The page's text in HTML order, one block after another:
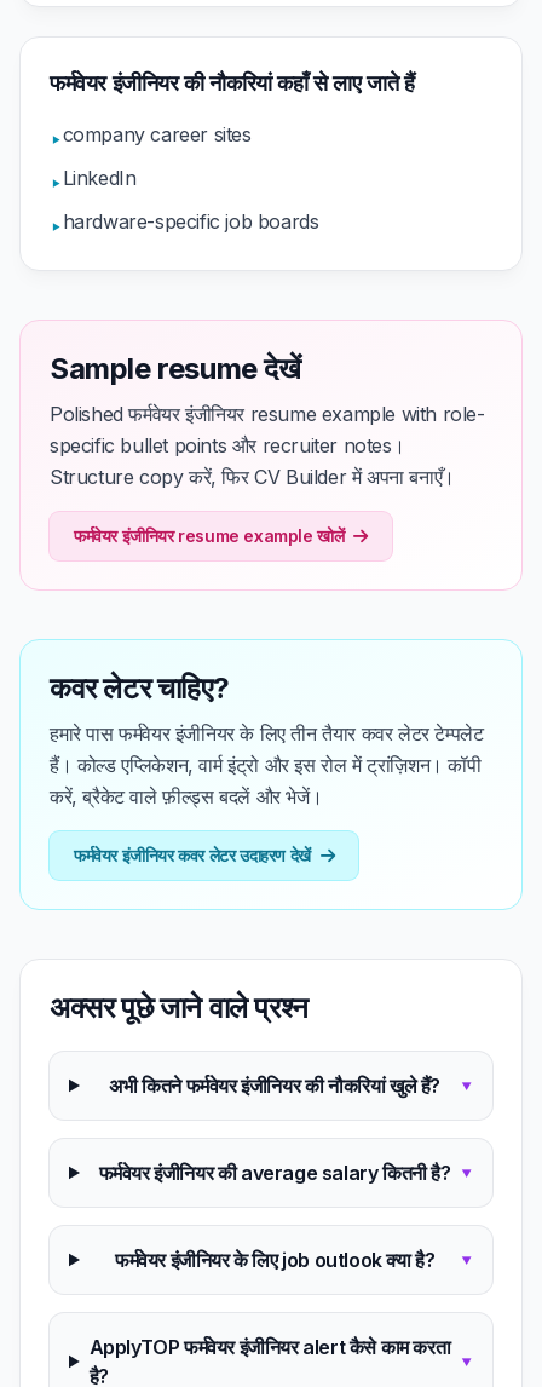
फर्मवेयर इंजीनियर की नौकरियां कहाँ से लाए जाते हैं
▸company career sites
▸LinkedIn
▸hardware-specific job boards
Sample resume देखें
Polished फर्मवेयर इंजीनियर resume example with role-
specific bullet points और recruiter notes।
Structure copy करें, फिर CV Builder में अपना बनाएँ।
फर्मवेयर इंजीनियर resume example खोलें
कवर लेटर चाहिए?
हमारे पास फर्मवेयर इंजीनियर के लिए तीन तैयार कवर लेटर टेम्पलेट
हैं। कोल्ड एप्लिकेशन, वार्म इंट्रो और इस रोल में ट्रांज़िशन। कॉपी
करें, ब्रैकेट वाले फ़ील्ड्स बदलें और भेजें।
फर्मवेयर इंजीनियर कवर लेटर उदाहरण देखें
अक्सर पूछे जाने वाले प्रश्न
अभी कितने फर्मवेयर इंजीनियर की नौकरियां खुले हैं? ▾
फर्मवेयर इंजीनियर की average salary कितनी है? ▾
फर्मवेयर इंजीनियर के लिए job outlook क्या है? ▾
ApplyTOP फर्मवेयर इंजीनियर alert कैसे काम करता
है?
▾